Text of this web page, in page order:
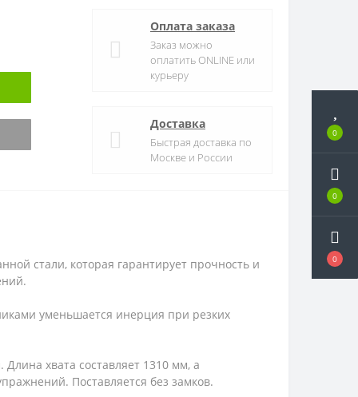
0
0
0
Оплата заказа
Заказ можно
оплатить ONLINE или
курьеру
Доставка
Быстрая доставка по
Москве и России
стали, которая гарантирует прочность и
уменьшается инерция при резких
хвата составляет 1310 мм, а
Поставляется без замков.